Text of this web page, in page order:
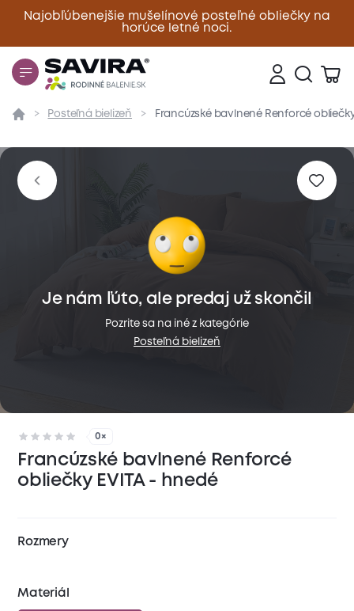
Najobľúbenejšie mušelínové posteľné obliečky na
horúce letné noci.
Zavrieť
Prehľad Parametre Popis produktu
Posteľná bielizeň Francúzské bavlnené Renforcé
0×
Francúzské bavlnené Renforcé
obliečky EVITA - hnedé
Rozmery
Materiál
Je nám ľúto, ale predaj už skončil
Pozrite sa na iné z kategórie
Posteľná bielizeň